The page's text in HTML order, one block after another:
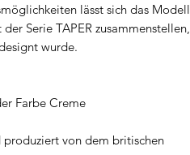
lässt sich das Modell
Serie TAPER zusammenstellen,
wurde.
Farbe Creme
von dem britischen